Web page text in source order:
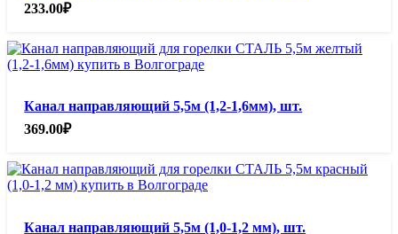
233.00₽
Канал направляющий 5,5м (1,2-1,6мм), шт.
369.00₽
Канал направляющий 5,5м (1,0-1,2 мм), шт.